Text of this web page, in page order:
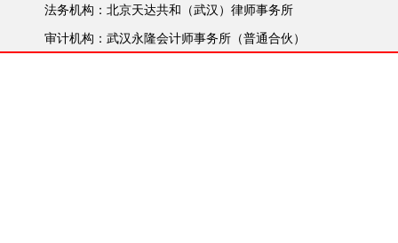
法务机构：北京天达共和（武汉）律师事务所
审计机构：武汉永隆会计师事务所（普通合伙）